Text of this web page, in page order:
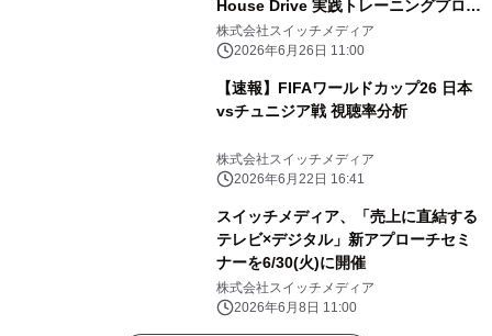
House Drive 実践トレーニングプログ
ラム」を提供開始
株式会社スイッチメディア
2026年6月26日 11:00
【速報】FIFAワールドカップ26 日本
vsチュニジア戦 視聴率分析
株式会社スイッチメディア
2026年6月22日 16:41
スイッチメディア、「売上に直結する
テレビ×デジタル」新アプローチセミ
ナーを6/30(火)に開催
株式会社スイッチメディア
2026年6月8日 11:00